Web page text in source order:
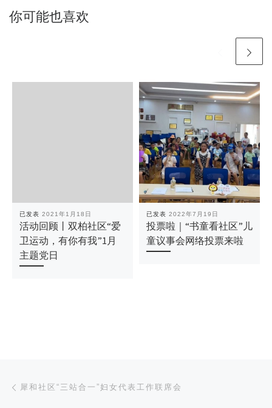
你可能也喜欢
已发表 2021年1月18日
活动回顾丨双柏社区“爱
卫运动，有你有我”1月
主题党日
已发表 2022年7月19日
投票啦｜“书童看社区”儿
童议事会网络投票来啦
文章导航
犀和社区“三站合一”妇女代表工作联席会